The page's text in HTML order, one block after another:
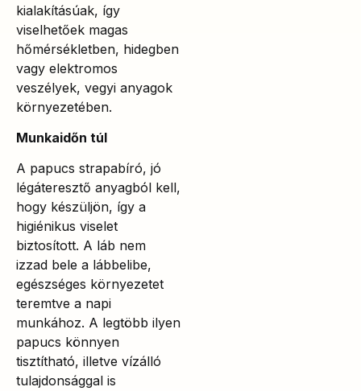
kialakításúak, így
viselhetőek magas
hőmérsékletben, hidegben
vagy elektromos
veszélyek, vegyi anyagok
környezetében.
Munkaidőn túl
A papucs strapabíró, jó
légáteresztő anyagból kell,
hogy készüljön, így a
higiénikus viselet
biztosított. A láb nem
izzad bele a lábbelibe,
egészséges környezetet
teremtve a napi
munkához. A legtöbb ilyen
papucs könnyen
tisztítható, illetve vízálló
tulajdonsággal is